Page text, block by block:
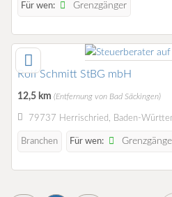
Für wen: Grenzgänger
Rolf Schmitt StBG mbH
12,5 km (Entfernung von Bad Säckingen)
79737 Herrischried, Baden-
Branchen Für wen: